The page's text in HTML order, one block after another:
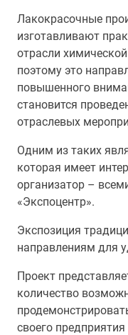
Лакокрасочные
изготавливают
отрасли
поэтому это
повышенного
становится
отраслевых
Одним из таких
которая имеет
организатор –
«Экспоцентр».
Экспозиция
направлениям для
Проект
количество
своего